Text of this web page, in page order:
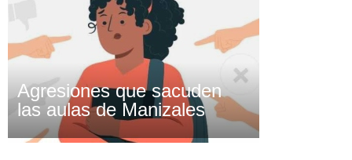
Agresiones que sacuden
las aulas de Manizales